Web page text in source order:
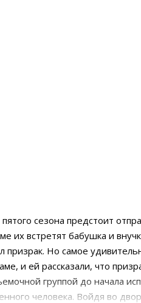
сезона предстоит
их встретят бабушка и
призрак. Но самое
и ей рассказали, что
группой до начала
человека. Войдя во